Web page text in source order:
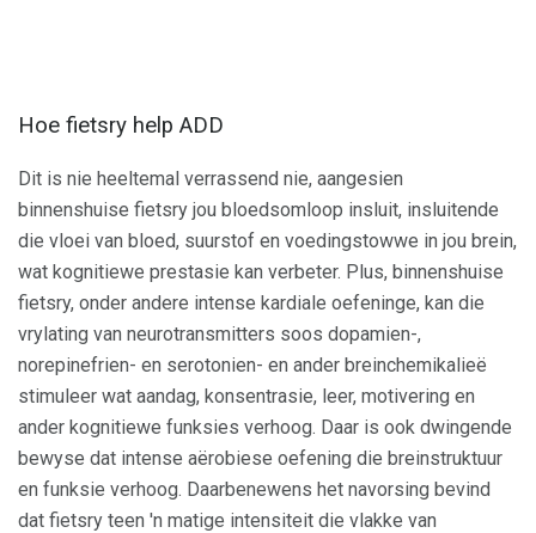
Hoe fietsry help ADD
Dit is nie heeltemal verrassend nie, aangesien
binnenshuise fietsry jou bloedsomloop insluit, insluitende
die vloei van bloed, suurstof en voedingstowwe in jou brein,
wat kognitiewe prestasie kan verbeter. Plus, binnenshuise
fietsry, onder andere intense kardiale oefeninge, kan die
vrylating van neurotransmitters soos dopamien-,
norepinefrien- en serotonien- en ander breinchemikalieë
stimuleer wat aandag, konsentrasie, leer, motivering en
ander kognitiewe funksies verhoog. Daar is ook dwingende
bewyse dat intense aërobiese oefening die breinstruktuur
en funksie verhoog. Daarbenewens het navorsing bevind
dat fietsry teen 'n matige intensiteit die vlakke van